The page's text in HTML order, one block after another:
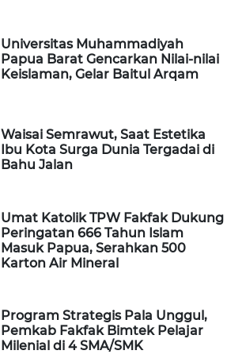
Universitas Muhammadiyah
Papua Barat Gencarkan Nilai-nilai
Keislaman, Gelar Baitul Arqam
Waisai Semrawut, Saat Estetika
Ibu Kota Surga Dunia Tergadai di
Bahu Jalan
Umat Katolik TPW Fakfak Dukung
Peringatan 666 Tahun Islam
Masuk Papua, Serahkan 500
Karton Air Mineral
Program Strategis Pala Unggul,
Pemkab Fakfak Bimtek Pelajar
Milenial di 4 SMA/SMK